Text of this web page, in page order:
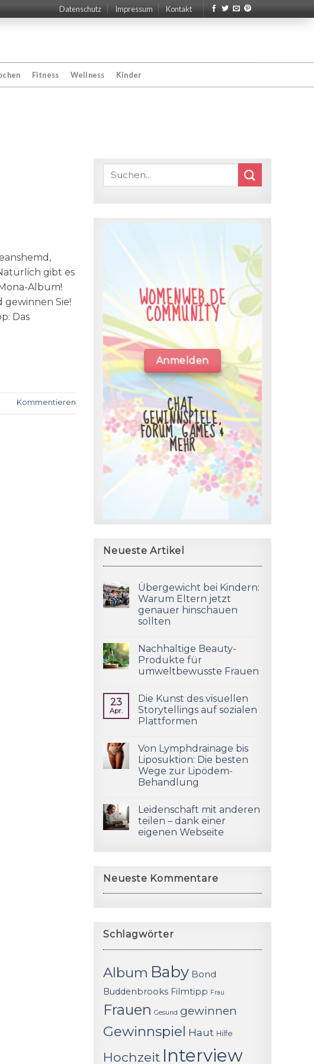
Datenschutz Impressum Kontakt
Fitness Wellness Kinder
gibt es
Album!
gewinnen Sie!
Das
Kommentieren
WOMENWEB.DE
COMMUNITY
Anmelden
CHAT,
GEWINNSPIELE,
FORUM, GAMES &
MEHR
Neueste Artikel
Übergewicht bei Kindern:
Warum Eltern jetzt
genauer hinschauen
sollten
Nachhaltige Beauty-
Produkte für
umweltbewusste Frauen
23
Apr.
Die Kunst des visuellen
Storytellings auf sozialen
Plattformen
Von Lymphdrainage bis
Liposuktion: Die besten
Wege zur Lipödem-
Behandlung
Leidenschaft mit anderen
teilen – dank einer
eigenen Webseite
Neueste Kommentare
Schlagwörter
Album Baby Bond
Buddenbrooks Filmtipp Frau
Frauen Gesund gewinnen
Gewinnspiel Haut Hilfe
Hochzeit Interview